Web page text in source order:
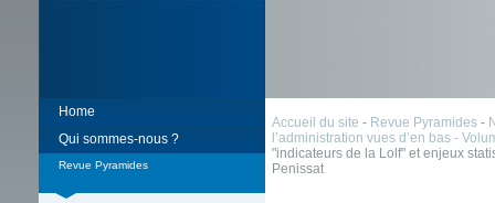
Home
Qui sommes-nous ?
Revue Pyramides
Accueil du site - Revue Pyramides -
l’administration vues d’en bas -
"indicateurs de la Lolf" et enjeux
Penissat